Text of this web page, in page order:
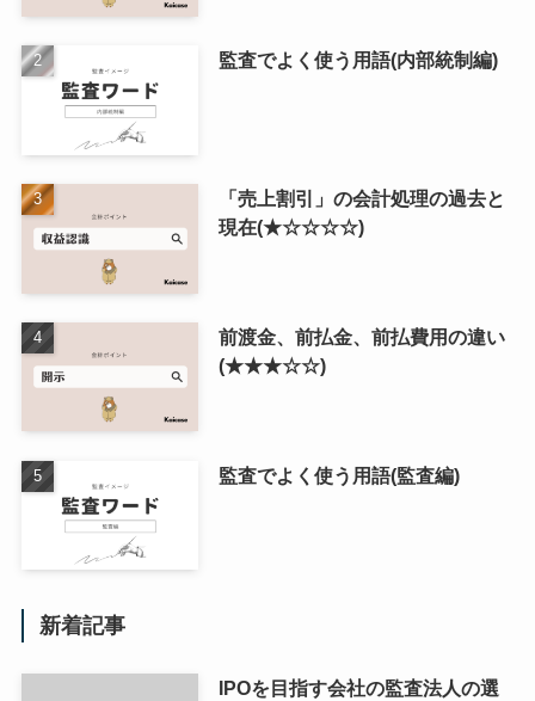
監査でよく使う用語(内部統制編)
「売上割引」の会計処理の過去と
現在(★☆☆☆☆)
前渡金、前払金、前払費用の違い
(★★★☆☆)
監査でよく使う用語(監査編)
新着記事
IPOを目指す会社の監査法人の選